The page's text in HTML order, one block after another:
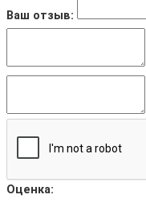
Ваш отзыв:
Оценка: